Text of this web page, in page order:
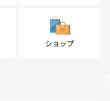
ショップ